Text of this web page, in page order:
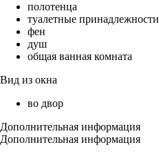
полотенца
туалетные принадлежности
фен
душ
общая ванная комната
Вид из окна
во двор
Дополнительная информация
Дополнительная информация